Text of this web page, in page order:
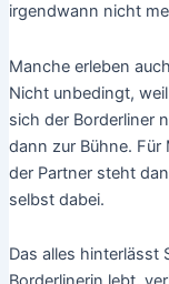
irgendwann nicht
Manche erleben
Nicht unbedingt,
sich der Borderliner
dann zur Bühne.
der Partner steht
selbst dabei.
Das alles hinterlässt